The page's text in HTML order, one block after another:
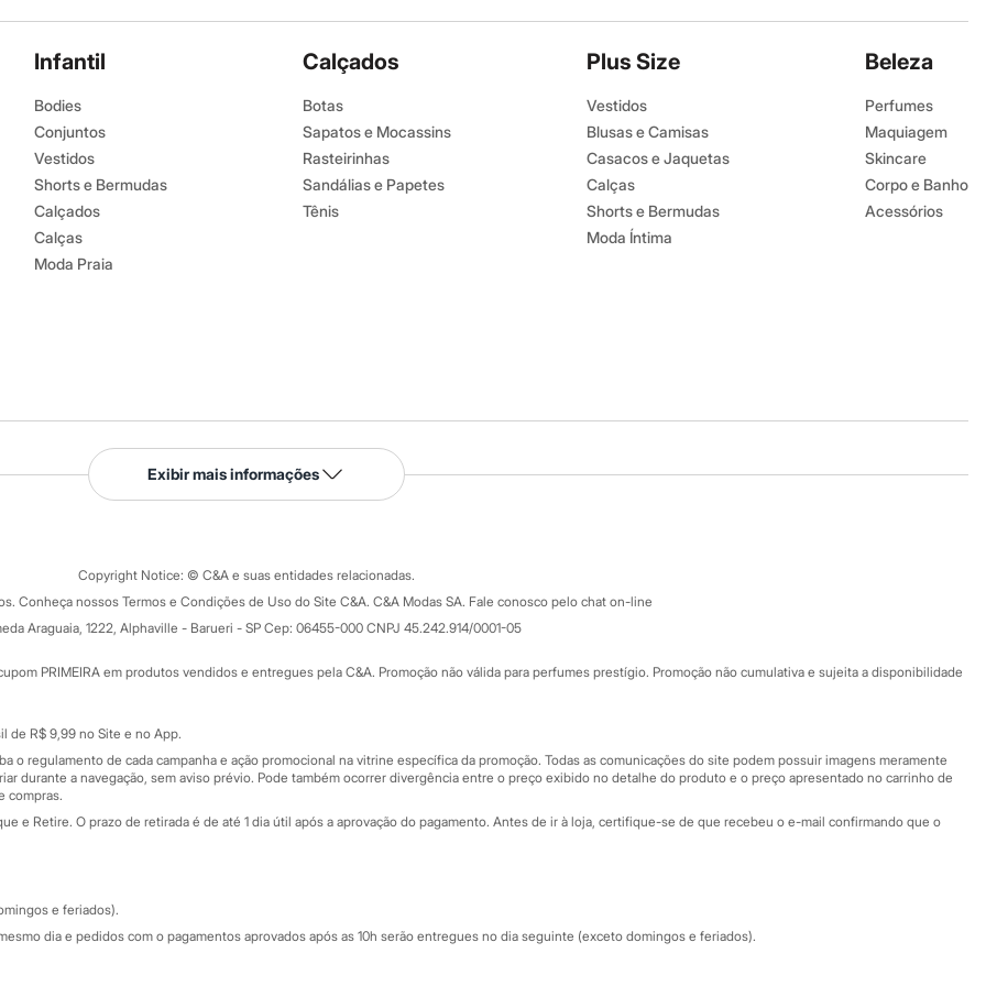
Infantil
Bodies
Conjuntos
Vestidos
Shorts e Bermudas
Calçados
Calças
Moda Praia
Calçados
Botas
Sapatos e Mocassins
Rasteirinhas
Sandálias e Papetes
Tênis
Plus Size
Vestidos
Blusas e Camisas
Casacos e Jaquetas
Calças
Shorts e Bermudas
Moda Íntima
Beleza
Perfumes
Maquiagem
Skincare
Corpo e Banho
Acessórios
Serviços
Tipos de serviços
Formas de pagamento
Todas as vantagens
Minha C&A
Cupons de desconto
Atendimento
Fale conosco
Central de ética
Eventos
Exibir mais informações
Copyright Notice: © C&A e suas entidades relacionadas.
Conheça nossos Termos e Condições de Uso do Site C&A. C&A Modas SA. Fale conosco pelo chat on-line
Araguaia, 1222, Alphaville - Barueri - SP Cep: 06455-000 CNPJ 45.242.914/0001-05
PRIMEIRA em produtos vendidos e entregues pela C&A. Promoção não válida para perfumes prestígio. Promoção não cumulativa e sujeita a disponibilidade
de R$ 9,99 no Site e no App.
o regulamento de cada campanha e ação promocional na vitrine específica da promoção. Todas as comunicações do site podem possuir imagens meramente
durante a navegação, sem aviso prévio. Pode também ocorrer divergência entre o preço exibido no detalhe do produto e o preço apresentado no carrinho de
compras.
e Retire. O prazo de retirada é de até 1 dia útil após a aprovação do pagamento. Antes de ir à loja, certifique-se de que recebeu o e-mail confirmando que o
e feriados).
dia e pedidos com o pagamentos aprovados após as 10h serão entregues no dia seguinte (exceto domingos e feriados).